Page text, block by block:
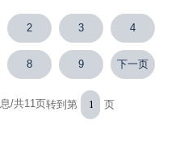
2 3 4
8 9 下一页
/共11页转到第 页